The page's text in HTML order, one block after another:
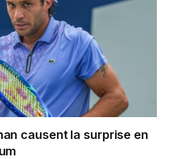
causent la surprise en